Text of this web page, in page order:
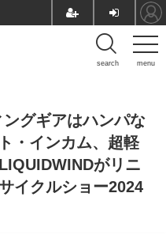
menu
search
グギアはハンパな
・インカム、超軽
がリニ
イクルショー2024